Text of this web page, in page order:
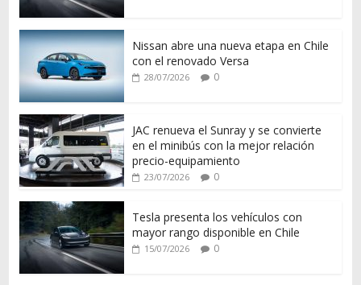
Nissan abre una nueva etapa en Chile
con el renovado Versa
28/07/2026 0
JAC renueva el Sunray y se convierte
en el minibús con la mejor relación
precio-equipamiento
23/07/2026 0
Tesla presenta los vehículos con
mayor rango disponible en Chile
15/07/2026 0